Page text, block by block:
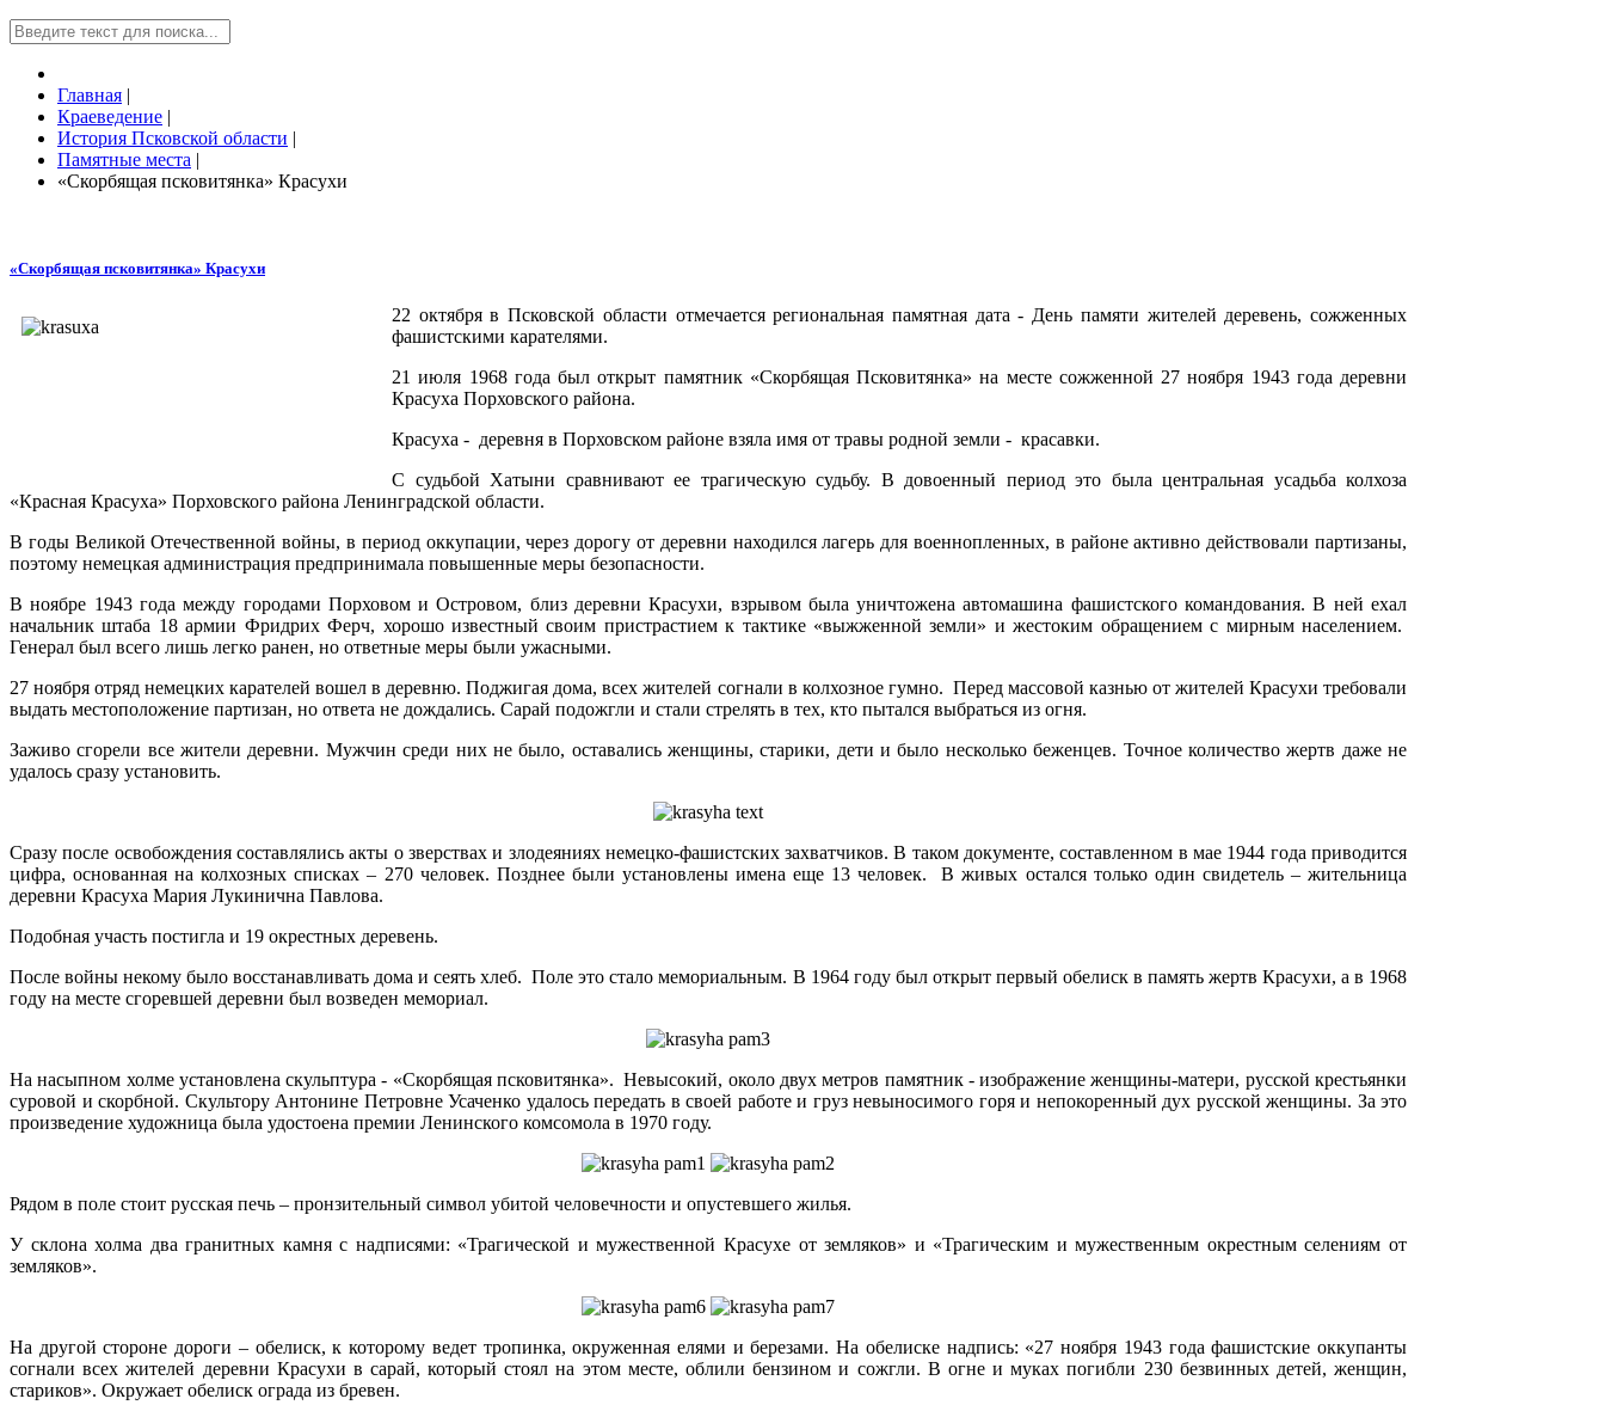
Главная |
Краеведение |
История Псковской области |
Памятные места |
«Скорбящая псковитянка» Красухи
«Скорбящая псковитянка» Красухи
22 октября в Псковской области отмечается региональная памятная дата - День памяти жителей деревень, сожженных
фашистскими карателями.
21 июля 1968 года был открыт памятник «Скорбящая Псковитянка» на месте сожженной 27 ноября 1943 года деревни
Красуха Порховского района.
Красуха - деревня в Порховском районе взяла имя от травы родной земли - красавки.
С судьбой Хатыни сравнивают ее трагическую судьбу. В довоенный период это была центральная усадьба колхоза
«Красная Красуха» Порховского района Ленинградской области.
В годы Великой Отечественной войны, в период оккупации, через дорогу от деревни находился лагерь для военнопленных, в районе активно действовали партизаны,
поэтому немецкая администрация предпринимала повышенные меры безопасности.
В ноябре 1943 года между городами Порховом и Островом, близ деревни Красухи, взрывом была уничтожена автомашина фашистского командования. В ней ехал
начальник штаба 18 армии Фридрих Ферч, хорошо известный своим пристрастием к тактике «выжженной земли» и жестоким обращением с мирным населением.
Генерал был всего лишь легко ранен, но ответные меры были ужасными.
27 ноября отряд немецких карателей вошел в деревню. Поджигая дома, всех жителей согнали в колхозное гумно. Перед массовой казнью от жителей Красухи требовали
выдать местоположение партизан, но ответа не дождались. Сарай подожгли и стали стрелять в тех, кто пытался выбраться из огня.
Заживо сгорели все жители деревни. Мужчин среди них не было, оставались женщины, старики, дети и было несколько беженцев. Точное количество жертв даже не
удалось сразу установить.
Сразу после освобождения составлялись акты о зверствах и злодеяниях немецко-фашистских захватчиков. В таком документе, составленном в мае 1944 года приводится
цифра, основанная на колхозных списках – 270 человек. Позднее были установлены имена еще 13 человек. В живых остался только один свидетель – жительница
деревни Красуха Мария Лукинична Павлова.
Подобная участь постигла и 19 окрестных деревень.
После войны некому было восстанавливать дома и сеять хлеб. Поле это стало мемориальным. В 1964 году был открыт первый обелиск в память жертв Красухи, а в 1968
году на месте сгоревшей деревни был возведен мемориал.
На насыпном холме установлена скульптура - «Скорбящая псковитянка». Невысокий, около двух метров памятник - изображение женщины-матери, русской крестьянки
суровой и скорбной. Скультору Антонине Петровне Усаченко удалось передать в своей работе и груз невыносимого горя и непокоренный дух русской женщины. За это
произведение художница была удостоена премии Ленинского комсомола в 1970 году.
Рядом в поле стоит русская печь – пронзительный символ убитой человечности и опустевшего жилья.
У склона холма два гранитных камня с надписями: «Трагической и мужественной Красухе от земляков» и «Трагическим и мужественным окрестным селениям от
земляков».
На другой стороне дороги – обелиск, к которому ведет тропинка, окруженная елями и березами. На обелиске надпись: «27 ноября 1943 года фашистские оккупанты
согнали всех жителей деревни Красухи в сарай, который стоял на этом месте, облили бензином и сожгли. В огне и муках погибли 230 безвинных детей, женщин,
стариков». Окружает обелиск ограда из бревен.